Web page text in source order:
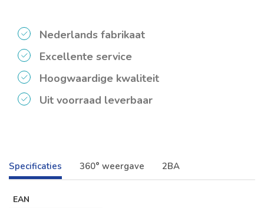
Nederlands fabrikaat
Excellente service
Hoogwaardige kwaliteit
Uit voorraad leverbaar
Specificaties 360° weergave 2BA
EAN